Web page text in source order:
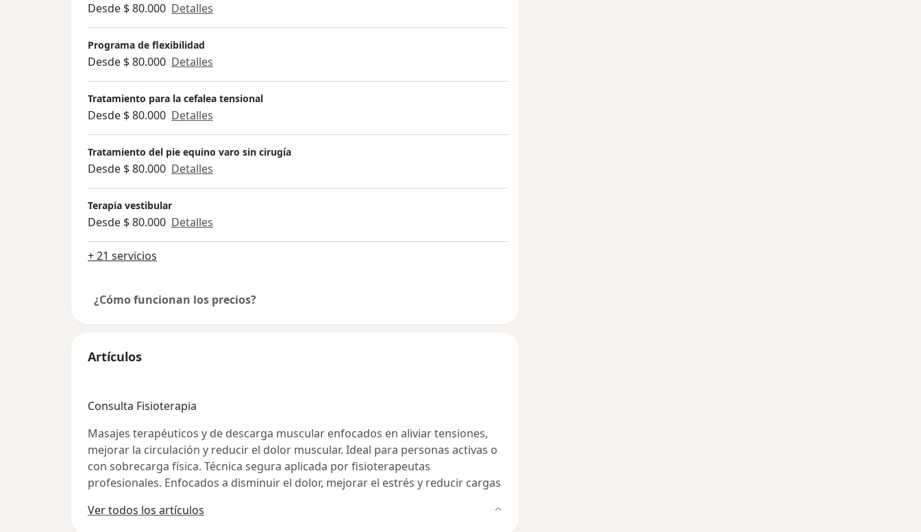
Desde $ 80.000 Detalles
Programa de flexibilidad
Desde $ 80.000 Detalles
Tratamiento para la cefalea tensional
Desde $ 80.000 Detalles
Tratamiento del pie equino varo sin cirugía
Desde $ 80.000 Detalles
Terapia vestibular
Desde $ 80.000 Detalles
+ 21 servicios
¿Cómo funcionan los precios?
Artículos
Consulta Fisioterapia
Masajes terapéuticos y de descarga muscular enfocados en aliviar tensiones,
mejorar la circulación y reducir el dolor muscular. Ideal para personas activas o
con sobrecarga física. Técnica segura aplicada por fisioterapeutas
profesionales. Enfocados a disminuir el dolor, mejorar el estrés y reducir cargas
Ver todos los artículos